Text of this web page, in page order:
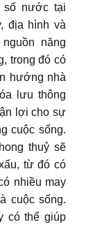
số nước tại
địa hình và
năng
trong đó có
hướng nhà
lưu thông
lợi cho sự
cuộc sống.
thuỷ sẽ
từ đó có
nhiều may
cuộc sống.
có thể giúp